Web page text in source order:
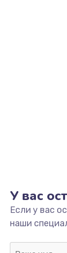
У вас
Если у вас
наши